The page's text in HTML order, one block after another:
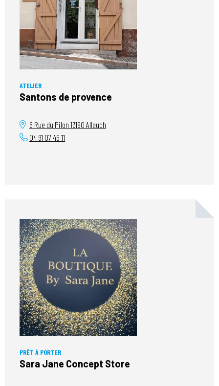
ATELIER
Santons de provence
6 Rue du Pilon 13190 Allauch
04 91 07 46 11
PRÊT À PORTER
Sara Jane Concept Store